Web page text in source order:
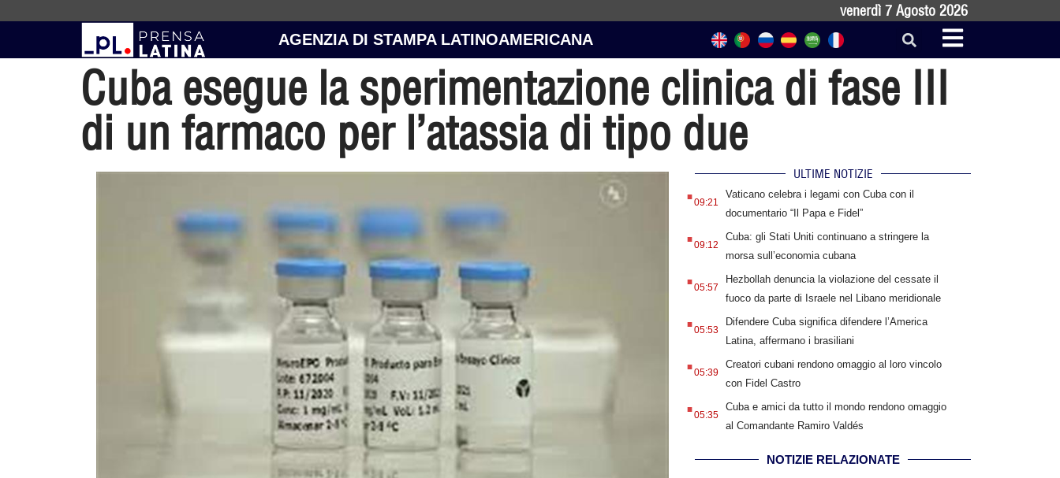
venerdì 7 Agosto 2026
AGENZIA DI STAMPA LATINOAMERICANA
Cuba esegue la sperimentazione clinica di fase III
di un farmaco per l’atassia di tipo due
ULTIME NOTIZIE
.09:21
Vaticano celebra i legami con Cuba con il
documentario “Il Papa e Fidel”
.09:12
Cuba: gli Stati Uniti continuano a stringere la
morsa sull’economia cubana
.05:57
Hezbollah denuncia la violazione del cessate il
fuoco da parte di Israele nel Libano meridionale
.05:53
Difendere Cuba significa difendere l’America
Latina, affermano i brasiliani
.05:39
Creatori cubani rendono omaggio al loro vincolo
con Fidel Castro
.05:35
Cuba e amici da tutto il mondo rendono omaggio
al Comandante Ramiro Valdés
NOTIZIE RELAZIONATE